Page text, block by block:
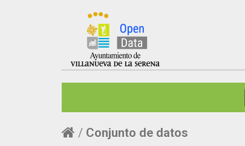
Conjunto de datos